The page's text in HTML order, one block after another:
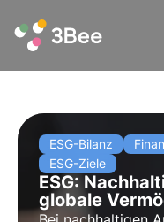
ESG-Bilanz
ESG-Ziele
ESG:
globale